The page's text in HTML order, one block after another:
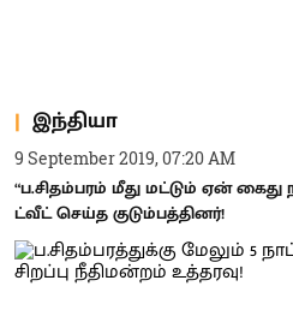
இந்தியா
9 September 2019, 07:20 AM
“ப.சிதம்பரம் மீது மட்டும் ஏன் கைது
ட்வீட் செய்த குடும்பத்தினர்!